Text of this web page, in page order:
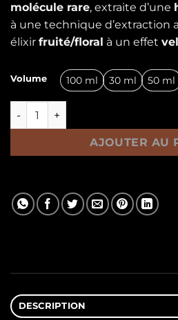
molécule rare, extraite d’une
à une technique d’extraction
élixir fruité/floral à un effet
Volume 100 ml 30 ml 50 ml
quantité de Erba
AJOUTER AU
DESCRIPTION